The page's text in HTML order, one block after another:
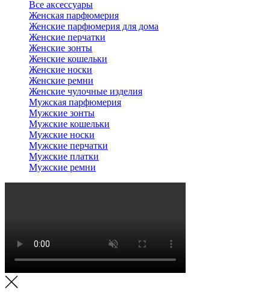
Все аксессуары
Женская парфюмерия
Женские парфюмерия для дома
Женские перчатки
Женские зонты
Женские кошельки
Женские носки
Женские ремни
Женские чулочные изделия
Мужская парфюмерия
Мужские зонты
Мужские кошельки
Мужские носки
Мужские перчатки
Мужские платки
Мужские ремни